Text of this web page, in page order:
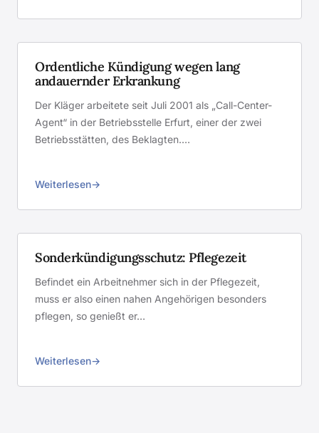
Ordentliche Kündigung wegen lang
andauernder Erkrankung
Der Kläger arbeitete seit Juli 2001 als „Call-Center-
Agent“ in der Betriebsstelle Erfurt, einer der zwei
Betriebsstätten, des Beklagten.…
Weiterlesen
Sonderkündigungsschutz: Pflegezeit
Befindet ein Arbeitnehmer sich in der Pflegezeit,
muss er also einen nahen Angehörigen besonders
pflegen, so genießt er…
Weiterlesen